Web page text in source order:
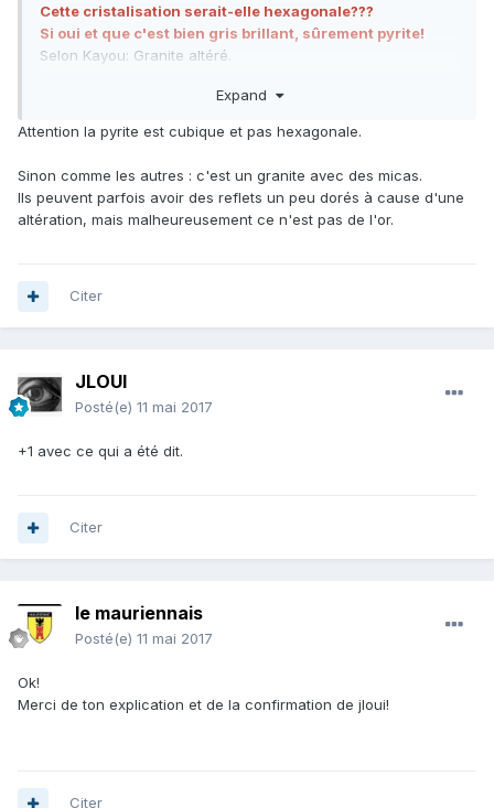
Cette cristalisation serait-elle hexagonale???
Si oui et que c'est bien gris brillant, sûrement pyrite!
Selon Kayou: Granite altéré.
c'est bien bossu quand même....
Sinon il faut impérativement des photos nettes sinon
Expand
Attention la pyrite est cubique et pas hexagonale.
Sinon comme les autres : c'est un granite avec des micas.
Ils peuvent parfois avoir des reflets un peu dorés à cause d'une
altération, mais malheureusement ce n'est pas de l'or.
Citer
JLOUI
Posté(e) 11 mai 2017
+1 avec ce qui a été dit.
Citer
le mauriennais
Posté(e) 11 mai 2017
Ok!
Merci de ton explication et de la confirmation de jloui!
Citer